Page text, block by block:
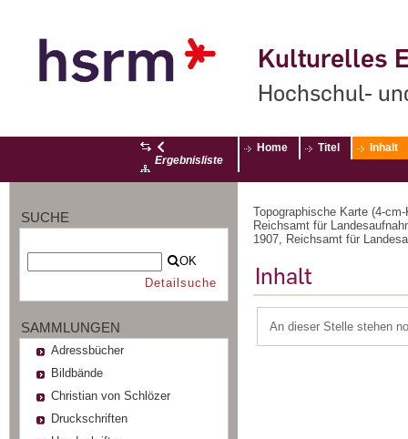
Kulturelles
Hochschul-
Ergebnisliste
Home Titel Inhalt
SUCHE
OK
Detailsuche
SAMMLUNGEN
Adressbücher
Bildbände
Christian von Schlözer
Druckschriften
Topographische Karte (4-
Reichsamt für
1907, Reichsamt für
Inhalt
An dieser Stelle stehen